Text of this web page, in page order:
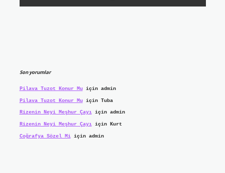
Son yorumlar
Pilava Tuzot Konur Muiçin admin
Pilava Tuzot Konur Muiçin Tuba
Rizenin Neyi Meşhur Çayıiçin admin
Rizenin Neyi Meşhur Çayıiçin Kurt
Coğrafya Sözel Miiçin admin